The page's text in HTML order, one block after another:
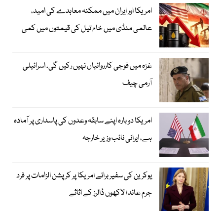
امریکا اور ایران میں ممکنہ معاہدے کی امید،
عالمی منڈی میں خام تیل کی قیمتوں میں کمی
غزہ میں فوجی کارروائیاں نہیں رکیں گی، اسرائیلی
آرمی چیف
امریکا دوبارہ اپنے سابقہ وعدوں کی پاسداری پر آمادہ
ہے، ایرانی نائب وزیر خارجہ
یوکرین کی سفیر برائے امریکا پر کرپشن الزامات پر فرد
جرم عائد؛ لاکھوں ڈالرز کے اثاثے